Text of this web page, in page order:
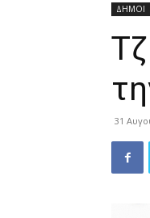
ΔΗΜΟΙ
31